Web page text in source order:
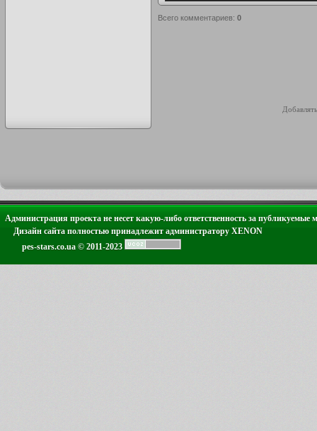
Всего комментариев: 0
Администрация проекта не несет какую-либо ответственность за публикуемые
Дизайн сайта полностью принадлежит администратору XENON
pes-stars.co.ua © 2011-2023